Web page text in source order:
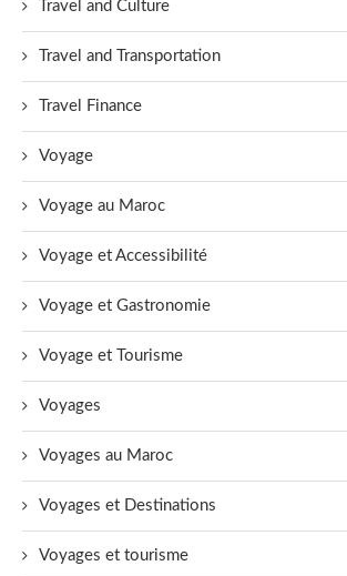
Travel and Culture
Travel and Transportation
Travel Finance
Voyage
Voyage au Maroc
Voyage et Accessibilité
Voyage et Gastronomie
Voyage et Tourisme
Voyages
Voyages au Maroc
Voyages et Destinations
Voyages et tourisme